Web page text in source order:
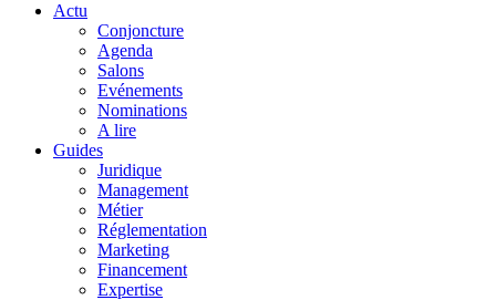
Actu
Conjoncture
Agenda
Salons
Evénements
Nominations
A lire
Guides
Juridique
Management
Métier
Réglementation
Marketing
Financement
Expertise